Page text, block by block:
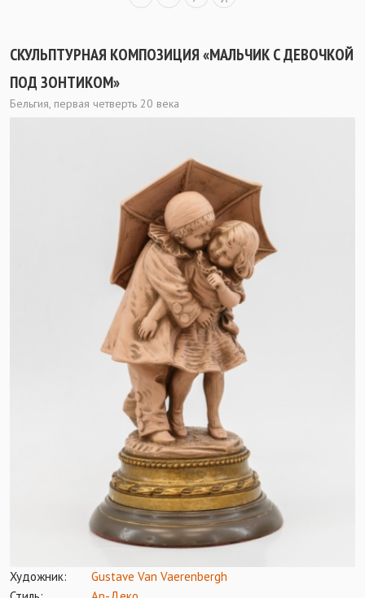
СКУЛЬПТУРНАЯ КОМПОЗИЦИЯ «МАЛЬЧИК С ДЕВОЧКОЙ
ПОД ЗОНТИКОМ»
Бельгия, первая четверть 20 века
Художник:
Gustave Van Vaerenbergh